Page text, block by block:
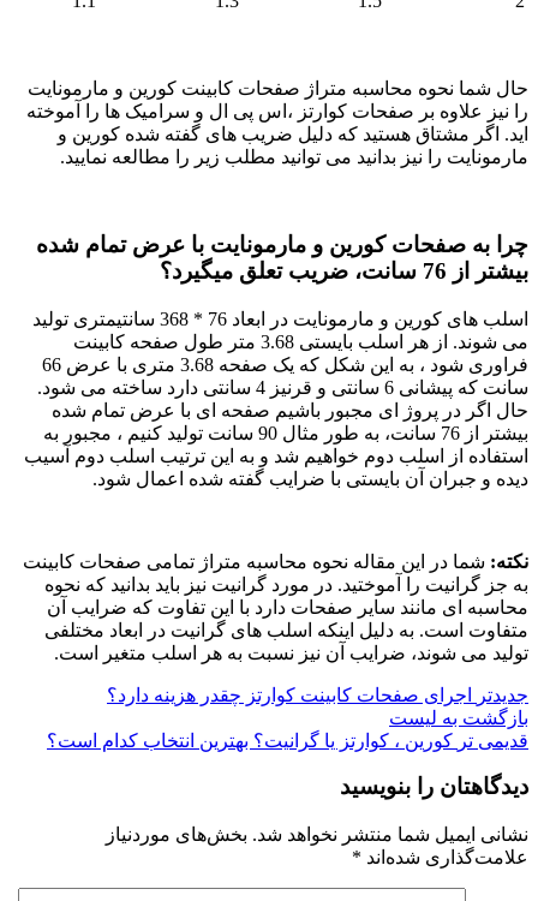
حال شما نحوه محاسبه متراژ صفحات کابینت کورین و مارمونایت
را نیز علاوه بر صفحات کوارتز ،اس پی ال و سرامیک ها را آموخته
اید. اگر مشتاق هستید که دلیل ضریب های گفته شده کورین و
مارمونایت را نیز بدانید می توانید مطلب زیر را مطالعه نمایید.
چرا به صفحات کورین و مارمونایت با عرض تمام شده
بیشتر از 76 سانت، ضریب تعلق میگیرد؟
اسلب های کورین و مارمونایت در ابعاد 76 * 368 سانتیمتری تولید
می شوند. از هر اسلب بایستی 3.68 متر طول صفحه کابینت
فراوری شود ، به این شکل که یک صفحه 3.68 متری با عرض 66
سانت که پیشانی 6 سانتی و قرنیز 4 سانتی دارد ساخته می شود.
حال اگر در پروژ ای مجبور باشیم صفحه ای با عرض تمام شده
بیشتر از 76 سانت، به طور مثال 90 سانت تولید کنیم ، مجبور به
استفاده از اسلب دوم خواهیم شد و به این ترتیب اسلب دوم آسیب
دیده و جبران آن بایستی با ضرایب گفته شده اعمال شود.
نکته: شما در این مقاله نحوه محاسبه متراژ تمامی صفحات کابینت
به جز گرانیت را آموختید. در مورد گرانیت نیز باید بدانید که نحوه
محاسبه ای مانند سایر صفحات دارد با این تفاوت که ضرایب آن
متفاوت است. به دلیل اینکه اسلب های گرانیت در ابعاد مختلفی
تولید می شوند، ضرایب آن نیز نسبت به هر اسلب متغیر است.
جدیدتر
اجرای صفحات کابینت کوارتز چقدر هزینه دارد؟
بازگشت به لیست
قدیمی تر کورین ، کوارتز یا گرانیت؟ بهترین انتخاب کدام است؟
دیدگاهتان را بنویسید
نشانی ایمیل شما منتشر نخواهد شد. بخش‌های موردنیاز
علامت‌گذاری شده‌اند *